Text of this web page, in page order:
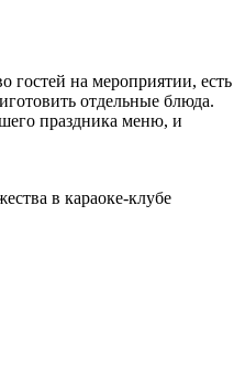
гостей на мероприятии, есть
отдельные блюда.
праздника меню, и
в караоке-клубе